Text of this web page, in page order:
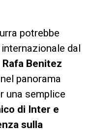
potrebbe
dal
Rafa Benitez
panorama
una semplice
di Inter e
sulla